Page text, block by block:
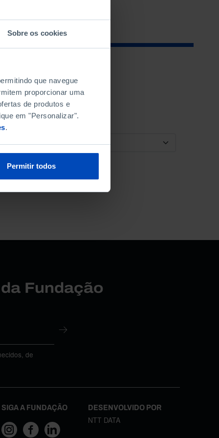
Sobre os cookies
que navegue
proporcionar uma
de produtos e
em "Personalizar".
.
Permitir todos
ORDENAR POR
Fundação
de
SIGA A FUNDAÇÃO DESENVOLVIDO POR
NTT DATA